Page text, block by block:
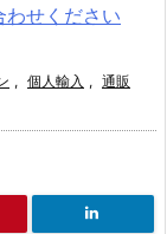
わせください
, 個人輸入 , 通販